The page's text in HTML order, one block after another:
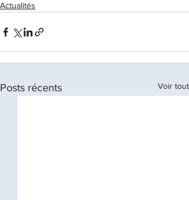
Actualités
Posts récents Voir tout